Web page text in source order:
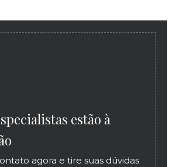
estão à
agora e tire suas dúvidas